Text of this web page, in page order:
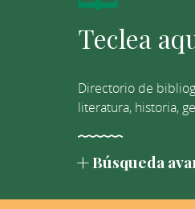
Directorio de
literatura, historia,
Búsqueda